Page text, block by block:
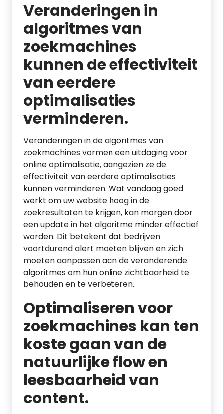
Veranderingen in
algoritmes van
zoekmachines
kunnen de effectiviteit
van eerdere
optimalisaties
verminderen.
Veranderingen in de algoritmes van
zoekmachines vormen een uitdaging voor
online optimalisatie, aangezien ze de
effectiviteit van eerdere optimalisaties
kunnen verminderen. Wat vandaag goed
werkt om uw website hoog in de
zoekresultaten te krijgen, kan morgen door
een update in het algoritme minder effectief
worden. Dit betekent dat bedrijven
voortdurend alert moeten blijven en zich
moeten aanpassen aan de veranderende
algoritmes om hun online zichtbaarheid te
behouden en te verbeteren.
Optimaliseren voor
zoekmachines kan ten
koste gaan van de
natuurlijke flow en
leesbaarheid van
content.